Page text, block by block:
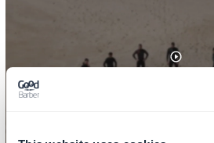
Käyttäjäryhmien